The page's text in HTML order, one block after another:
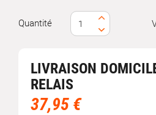
Quantité
LIVRAISON
RELAIS
37,95 €